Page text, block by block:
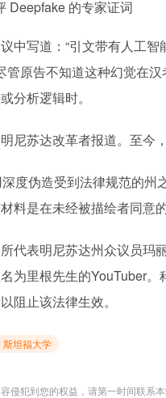
中写道：“引文带有人工智
管原告不知道这种幻觉在
分析逻辑时。
尼苏达改革者报道。至今
度伪造受到法律规范的
料是在未经被描绘者同意
代表明尼苏达州众议员玛
为里根先生的YouTuber
阻止该法律生效。
斯坦福大学
侵犯到您的权益，请第一时间联系